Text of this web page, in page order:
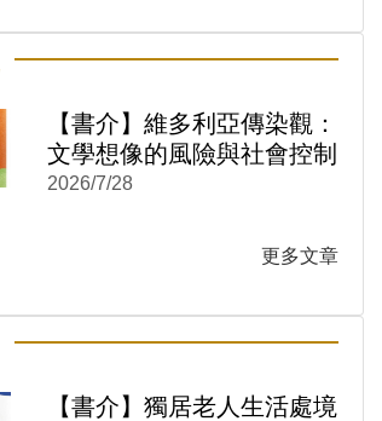
【書介】維多利亞傳染觀：
文學想像的風險與社會控制
2026/7/28
更多文章
【書介】獨居老人生活處境